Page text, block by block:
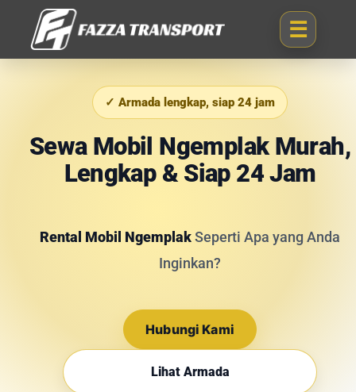
✓ Armada lengkap, siap 24 jam
Sewa Mobil Ngemplak Murah,
Lengkap & Siap 24 Jam
Rental Mobil NgemplakSeperti Apa yang Anda
Inginkan?
Hubungi Kami
Lihat Armada